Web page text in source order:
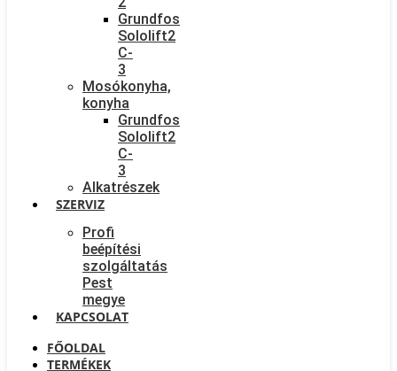
Grundfos
Sololift2
C-
3
Mosókonyha,
konyha
Grundfos
Sololift2
C-
3
Alkatrészek
SZERVIZ
Profi
beépítési
szolgáltatás
Pest
megye
KAPCSOLAT
FŐOLDAL
TERMÉKEK